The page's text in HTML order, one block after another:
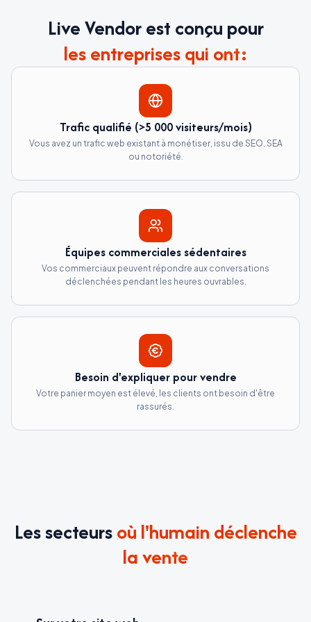
Visiteur navigue
Live Vendor est conçu pour
les entreprises qui ont:
Trafic qualifié (>5 000 visiteurs/mois)
Vous avez un trafic web existant à monétiser, issu de SEO, SEA
ou notoriété.
Équipes commerciales sédentaires
Vos commerciaux peuvent répondre aux conversations
déclenchées pendant les heures ouvrables.
Besoin d'expliquer pour vendre
Votre panier moyen est élevé, les clients ont besoin d'être
rassurés.
Les secteursoù l'humain déclenche
la vente